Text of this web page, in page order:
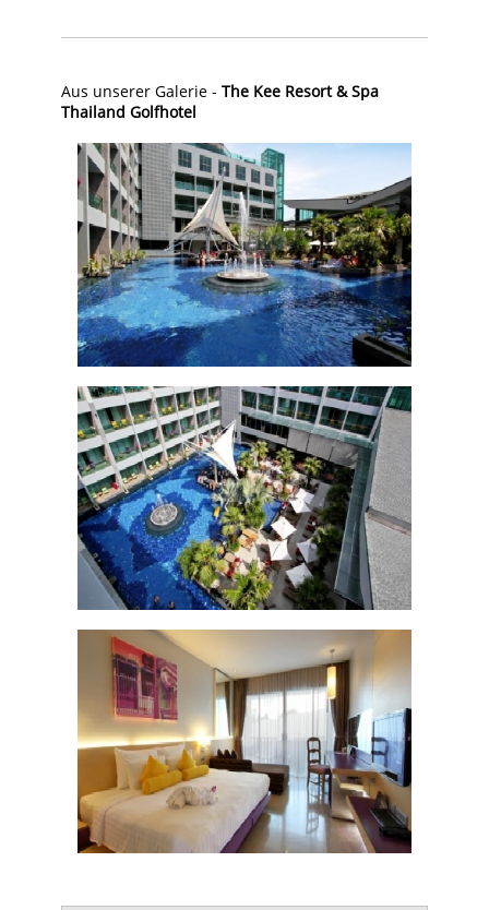
Aus unserer Galerie - The Kee Resort & Spa
Thailand Golfhotel